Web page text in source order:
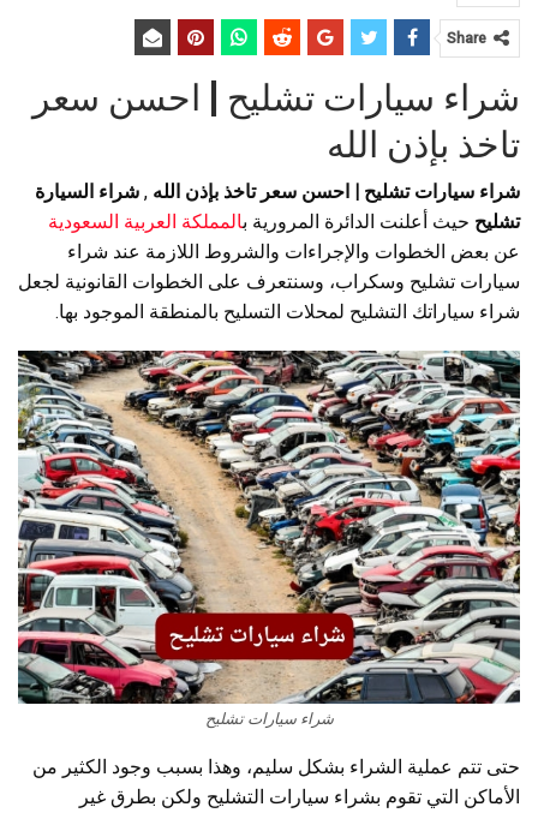
Share
شراء سيارات تشليح | احسن سعر
تاخذ بإذن الله
شراء سيارات تشليح | احسن سعر تاخذ بإذن الله , شراء السيارة
تشليح حيث أعلنت الدائرة المرورية بالمملكة العربية السعودية
عن بعض الخطوات والإجراءات والشروط اللازمة عند شراء
سيارات تشليح وسكراب، وسنتعرف على الخطوات القانونية لجعل
شراء سياراتك التشليح لمحلات التسليح بالمنطقة الموجود بها.
شراء سيارات تشليح
حتى تتم عملية الشراء بشكل سليم، وهذا بسبب وجود الكثير من
الأماكن التي تقوم بشراء سيارات التشليح ولكن بطرق غير